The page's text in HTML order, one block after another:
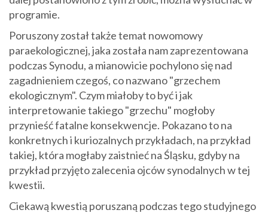
programie.
Poruszony został także temat nowomowy
paraekologicznej, jaka została nam zaprezentowana
podczas Synodu, a mianowicie pochylono się nad
zagadnieniem czegoś, co nazwano "grzechem
ekologicznym". Czym miałoby to być i jak
interpretowanie takiego "grzechu" mogłoby
przynieść fatalne konsekwencje. Pokazano to na
konkretnych i kuriozalnych przykładach, na przykład
takiej, która mogłaby zaistnieć na Śląsku, gdyby na
przykład przyjęto zalecenia ojców synodalnych w tej
kwestii.
Ciekawą kwestią poruszaną podczas tego studyjnego